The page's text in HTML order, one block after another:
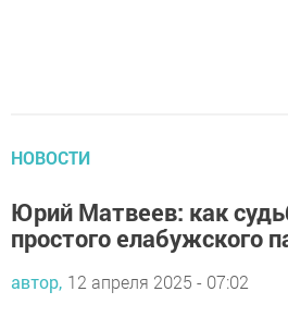
НОВОСТИ
Юрий Матвеев: как
простого елабужского
автор, 12 апреля 2025 - 07:02